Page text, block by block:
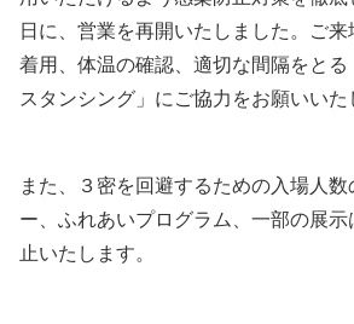
日に、営業を再開いたしました。 ご
着用、体温の確認、適切な間隔をとる
スタンシング」にご協力をお願いいた
また、３密を回避するための入場人
ー、ふれあいプログラム、一部の展
止いたします。